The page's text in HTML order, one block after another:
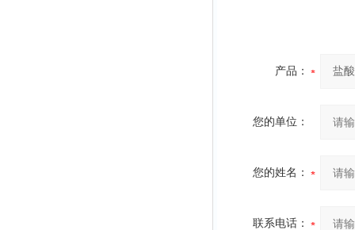
产品：
您的单位：
您的姓名：
联系电话：